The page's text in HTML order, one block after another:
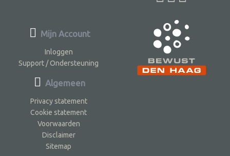
Mijn Account
Inloggen
Support / Ondersteuning
Algemeen
Privacy statement
Cookie statement
Voorwaarden
Disclaimer
Sitemap